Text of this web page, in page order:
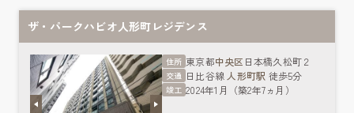
ザ・パークハビオ人形町レジデンス
住所 東京都中央区 日本橋久松町２
交通 日比谷線 人形町駅 徒歩5分
竣工 2024年1月（築2年7ヵ月）